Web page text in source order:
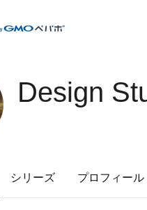
Design
シリーズ プロフィール